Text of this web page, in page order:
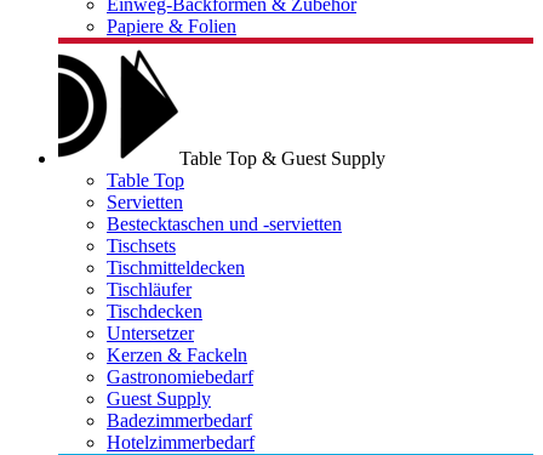
Einweg-Backformen & Zubehör
Papiere & Folien
Table Top & Guest Supply
Table Top
Servietten
Bestecktaschen und -servietten
Tischsets
Tischmitteldecken
Tischläufer
Tischdecken
Untersetzer
Kerzen & Fackeln
Gastronomiebedarf
Guest Supply
Badezimmerbedarf
Hotelzimmerbedarf